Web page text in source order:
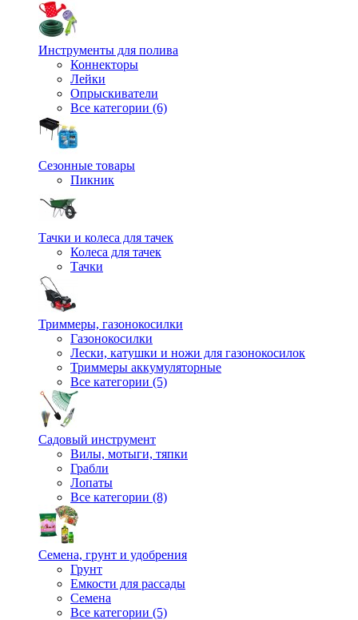
Инструменты для полива
Коннекторы
Лейки
Опрыскиватели
Все категории (6)
Сезонные товары
Пикник
Тачки и колеса для тачек
Колеса для тачек
Тачки
Триммеры, газонокосилки
Газонокосилки
Лески, катушки и ножи для газонокосилок
Триммеры аккумуляторные
Все категории (5)
Садовый инструмент
Вилы, мотыги, тяпки
Грабли
Лопаты
Все категории (8)
Семена, грунт и удобрения
Грунт
Емкости для рассады
Семена
Все категории (5)